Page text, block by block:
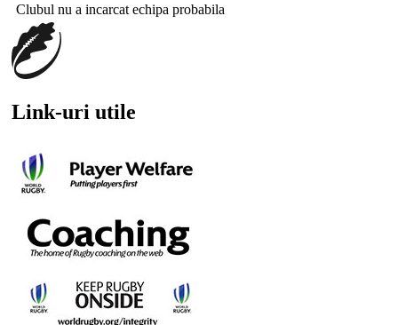
Clubul nu a incarcat echipa probabila
Link-uri utile